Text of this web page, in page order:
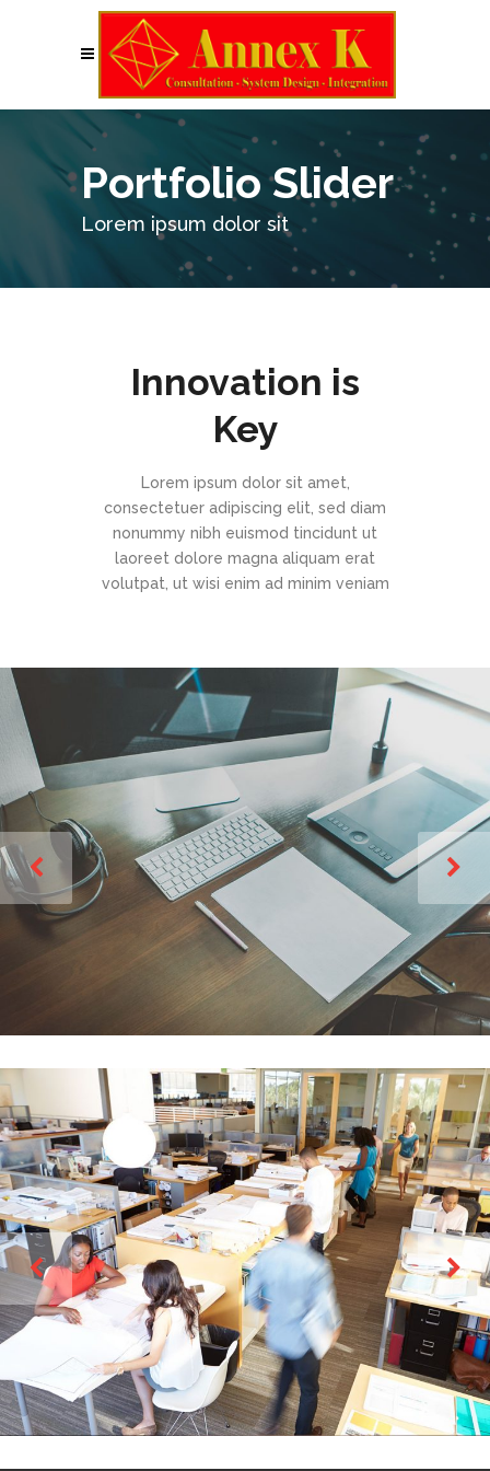
Portfolio Slider
Lorem ipsum dolor sit
Innovation is
Key
Lorem ipsum dolor sit amet,
consectetuer adipiscing elit, sed diam
nonummy nibh euismod tincidunt ut
laoreet dolore magna aliquam erat
volutpat, ut wisi enim ad minim veniam